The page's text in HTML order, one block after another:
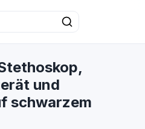
und
schwarzem